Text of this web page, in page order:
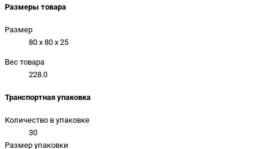
Размеры товара
Размер
80 x 80 x 25
Вес товара
228.0
Транспортная упаковка
Количество в упаковке
30
Размер упаковки